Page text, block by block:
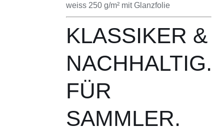
weiss 250 g/m² mit Glanzfolie
KLASSIKER &
NACHHALTIG.
FÜR
SAMMLER.